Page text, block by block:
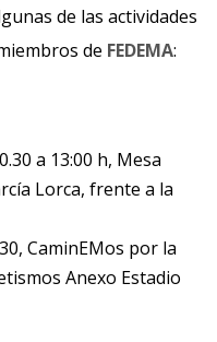
de las actividades
de FEDEMA:
a 13:00 h, Mesa
Lorca, frente a la
CaminEMos por la
Anexo Estadio